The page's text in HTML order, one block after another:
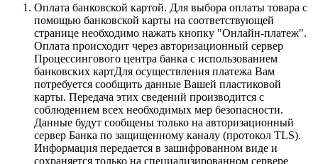
Оплата банковской картой. Для выбора оплаты товара с
помощью банковской карты на соответствующей
странице необходимо нажать кнопку "Онлайн-платеж".
Оплата происходит через авторизационный сервер
Процессингового центра банка с использованием
банковских картДля осуществления платежа Вам
потребуется сообщить данные Вашей пластиковой
карты. Передача этих сведений производится с
соблюдением всех необходимых мер безопасности.
Данные будут сообщены только на авторизационный
сервер Банка по защищенному каналу (протокол TLS).
Информация передается в зашифрованном виде и
сохраняется только на специализированном сервере